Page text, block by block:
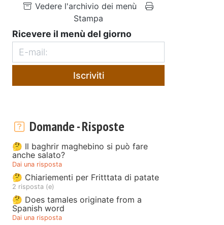
Vedere l'archivio dei menù
Stampa
Ricevere il menù del giorno
Iscriviti
Domande - Risposte
🤔 Il baghrir maghebino si può fare
anche salato?
Dai una risposta
🤔 Chiariementi per Fritttata di patate
2 risposta (e)
🤔 Does tamales originate from a
Spanish word
Dai una risposta